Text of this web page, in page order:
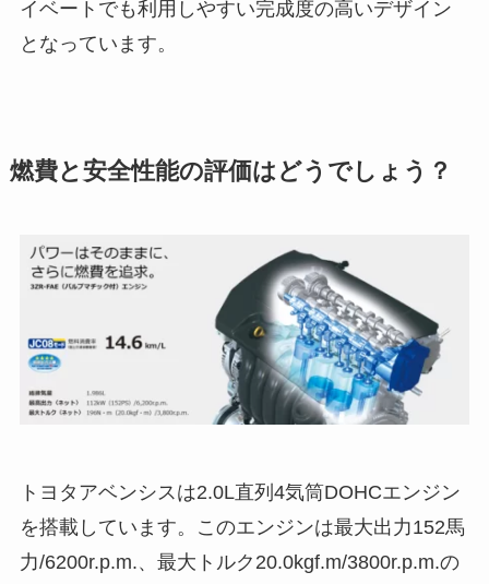
イベートでも利用しやすい完成度の高いデザイン
となっています。
燃費と安全性能の評価はどうでしょう？
トヨタアベンシスは2.0L直列4気筒DOHCエンジン
を搭載しています。このエンジンは最大出力152馬
力/6200r.p.m.、最大トルク20.0kgf.m/3800r.p.m.の